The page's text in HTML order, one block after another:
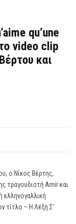
qu’une
video clip
και
ο Νίκος Βέρτης,
τραγουδιστή Amir και
ελληνογαλλική
τίτλο – Η Λέξη Σ’